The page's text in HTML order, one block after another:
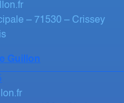
– 71530 – Crissey
Guillon